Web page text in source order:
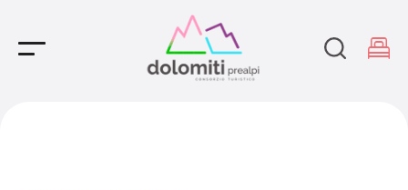
Main Navigation